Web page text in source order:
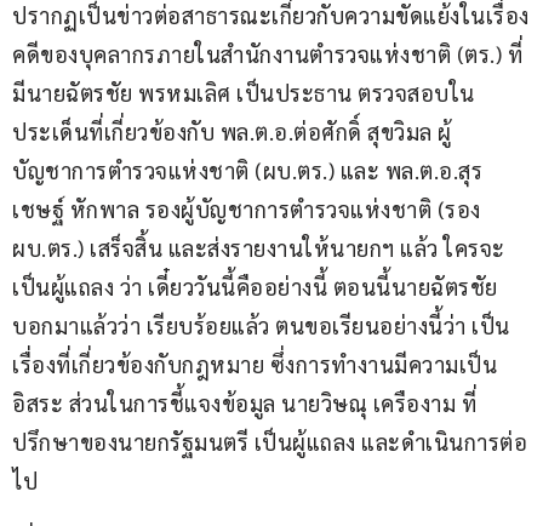
ปรากฏเป็นข่าวต่อสาธารณะเกี่ยวกับความขัดแย้งในเรื่อง
คดีของบุคลากรภายในสำนักงานตำรวจแห่งชาติ (ตร.) ที่
มีนายฉัตรชัย พรหมเลิศ เป็นประธาน ตรวจสอบใน
ประเด็นที่เกี่ยวข้องกับ พล.ต.อ.ต่อศักดิ์ สุขวิมล ผู้
บัญชาการตำรวจแห่งชาติ (ผบ.ตร.) และ พล.ต.อ.สุร
เชษฐ์ หักพาล รองผู้บัญชาการตำรวจแห่งชาติ (รอง
ผบ.ตร.) เสร็จสิ้น และส่งรายงานให้นายกฯ แล้ว ใครจะ
เป็นผู้แถลง ว่า เดี๋ยววันนี้คืออย่างนี้ ตอนนี้นายฉัตรชัย
บอกมาแล้วว่า เรียบร้อยแล้ว ตนขอเรียนอย่างนี้ว่า เป็น
เรื่องที่เกี่ยวข้องกับกฎหมาย ซึ่งการทำงานมีความเป็น
อิสระ ส่วนในการชี้แจงข้อมูล นายวิษณุ เครืองาม ที่
ปรึกษาของนายกรัฐมนตรี เป็นผู้แถลง และดำเนินการต่อ
ไป